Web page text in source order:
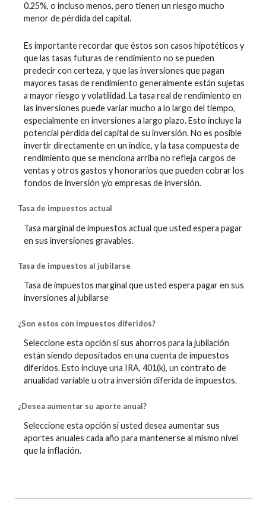
0.25%, o incluso menos, pero tienen un riesgo mucho
menor de pérdida del capital.
Es importante recordar que éstos son casos hipotéticos y
que las tasas futuras de rendimiento no se pueden
predecir con certeza, y que las inversiones que pagan
mayores tasas de rendimiento generalmente están sujetas
a mayor riesgo y volatilidad. La tasa real de rendimiento en
las inversiones puede variar mucho a lo largo del tiempo,
especialmente en inversiones a largo plazo. Esto incluye la
potencial pérdida del capital de su inversión. No es posible
invertir directamente en un índice, y la tasa compuesta de
rendimiento que se menciona arriba no refleja cargos de
ventas y otros gastos y honorarios que pueden cobrar los
fondos de inversión y/o empresas de inversión.
Tasa de impuestos actual
Tasa marginal de impuestos actual que usted espera pagar
en sus inversiones gravables.
Tasa de impuestos al jubilarse
Tasa de impuestos marginal que usted espera pagar en sus
inversiones al jubilarse
¿Son estos con impuestos diferidos?
Seleccione esta opción si sus ahorros para la jubilación
están siendo depositados en una cuenta de impuestos
diferidos. Esto incluye una IRA, 401(k), un contrato de
anualidad variable u otra inversión diferida de impuestos.
¿Desea aumentar su aporte anual?
Seleccione esta opción si usted desea aumentar sus
aportes anuales cada año para mantenerse al mismo nivel
que la inflación.